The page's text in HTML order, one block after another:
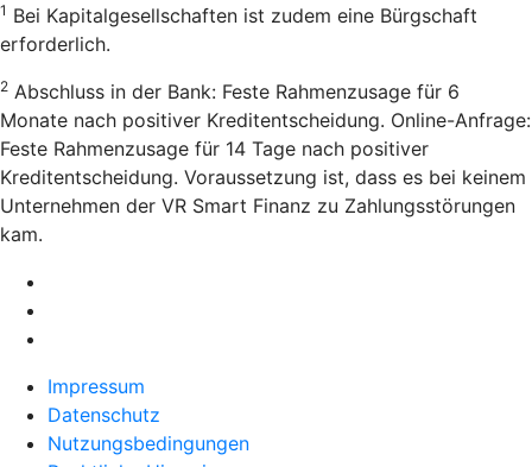
1 Bei Kapitalgesellschaften ist zudem eine Bürgschaft
erforderlich.
2 Abschluss in der Bank: Feste Rahmenzusage für 6
Monate nach positiver Kreditentscheidung. Online-Anfrage:
Feste Rahmenzusage für 14 Tage nach positiver
Kreditentscheidung. Voraussetzung ist, dass es bei keinem
Unternehmen der VR Smart Finanz zu Zahlungsstörungen
kam.
Impressum
Datenschutz
Nutzungsbedingungen